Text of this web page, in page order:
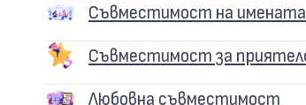
Съвместимост на имената
Съвместимост за
Любовна съвместимост